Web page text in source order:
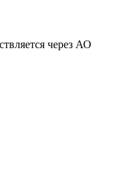
через АО